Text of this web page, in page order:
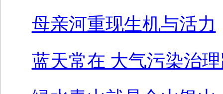
母亲河重现生机与活力
蓝天常在 大气污染治